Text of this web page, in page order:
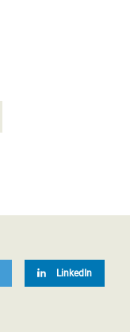
LinkedIn